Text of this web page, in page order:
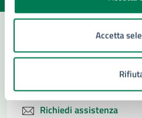
Accetta
Contatta il comune
Richiedi assistenza